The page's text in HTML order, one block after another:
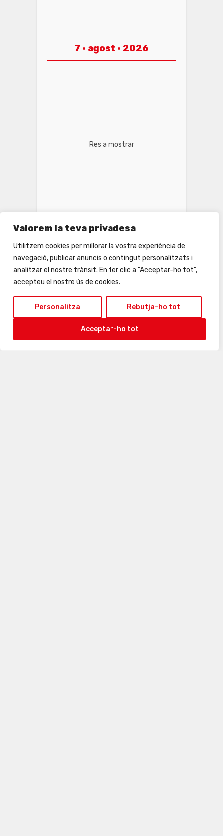
Valorem la teva privadesa
Utilitzem cookies per millorar la vostra experiència de
navegació, publicar anuncis o contingut personalitzats i
analitzar el nostre trànsit. En fer clic a "Acceptar-ho tot",
accepteu el nostre ús de cookies.
Personalitza Rebutja-ho tot
Acceptar-ho tot
7 · agost · 2026
Res a mostrar